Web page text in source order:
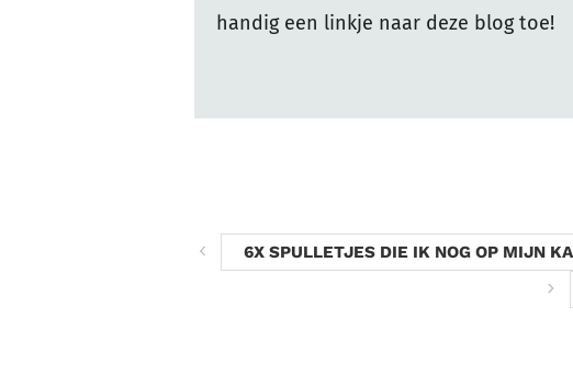
handig een linkje naar deze blog toe!
6X SPULLETJES DIE IK NOG OP MIJN